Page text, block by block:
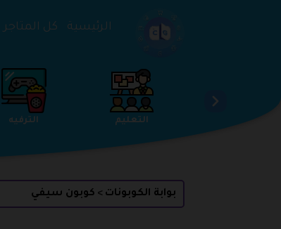
الرئيسية كل المتاجر
التعليم الجمال والعناية الخدمات
بوابة الكوبونات > كوبون سيفي